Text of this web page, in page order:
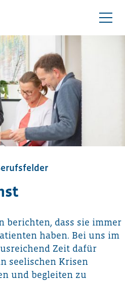
berichten, dass sie immer
haben. Bei uns im
Zeit dafür
seelischen Krisen
und begleiten zu